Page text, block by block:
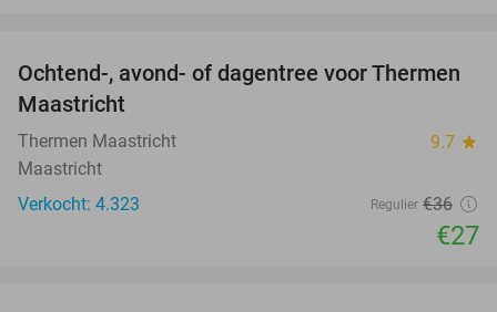
25%
Ochtend-, avond- of dagentree voor Thermen
Maastricht
Thermen Maastricht 9.7 star
Maastricht
Verkocht: 4.323
Regulier €36
€27